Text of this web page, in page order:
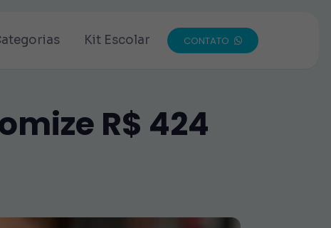
Kit Escolar CONTATO
R$ 424